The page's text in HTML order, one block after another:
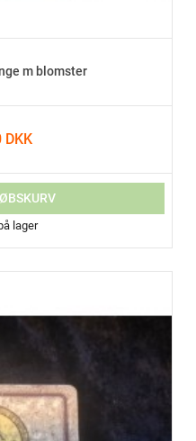
m blomster
DKK
lager